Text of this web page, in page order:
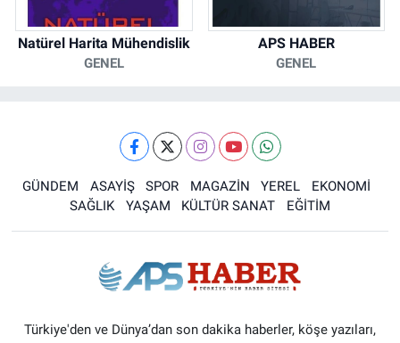
Natürel Harita Mühendislik
GENEL
APS HABER
GENEL
GÜNDEM ASAYİŞ SPOR MAGAZİN YEREL
EKONOMİ
SAĞLIK
YAŞAM KÜLTÜR SANAT EĞİTİM
Türkiye'den ve Dünya’dan son dakika haberler, köşe yazıları,